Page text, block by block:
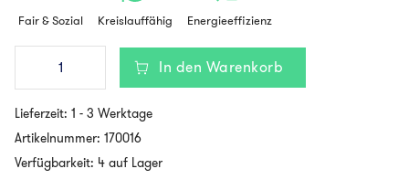
Fair & Sozial Kreislauffähig Energieeffizienz
24Bottles
CLIMA
Isolierflasche
aus
-
In den Warenkorb
Lieferzeit: 1 - 3 Werktage
Artikelnummer: 170016
Verfügbarkeit: 4 auf Lager